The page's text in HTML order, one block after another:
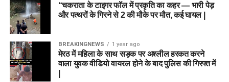
“चकराता के टाइगर फॉल में प्रकृति का कहर — भारी पेड़
और पत्थरों के गिरने से 2 की मौके पर मौत, कई घायल |
BREAKINGNEWS 1 year ago
मेरठ में महिला के साथ सड़क पर अश्लील हरकत करने
वाला युवक वीडियो वायरल होने के बाद पुलिस की गिरफ्त में